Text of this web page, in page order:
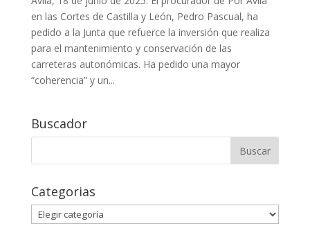
en las Cortes de Castilla y León, Pedro Pascual, ha
pedido a la Junta que refuerce la inversión que realiza
para el mantenimiento y conservación de las
carreteras autonómicas. Ha pedido una mayor
“coherencia” y un...
Buscador
Buscar:
Categorias
Categorias